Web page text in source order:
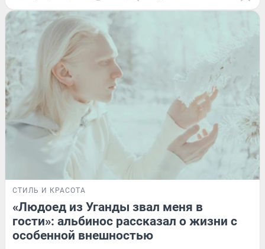
СТИЛЬ И КРАСОТА
«Людоед из Уганды звал меня в
гости»: альбинос рассказал о жизни с
особенной внешностью